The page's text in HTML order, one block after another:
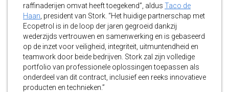
raffinaderijen omvat heeft toegekend”, aldus Taco de
Haan , president van Stork. “Het huidige partnerschap met
Ecopetrol is in de loop der jaren gegroeid dankzij
wederzijds vertrouwen en samenwerking en is gebaseerd
op de inzet voor veiligheid, integriteit, uitmuntendheid en
teamwork door beide bedrijven. Stork zal zijn volledige
portfolio van professionele oplossingen toepassen als
onderdeel van dit contract, inclusief een reeks innovatieve
producten en technieken.”